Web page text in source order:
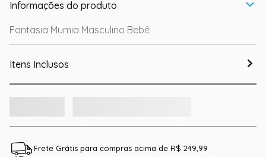
Informações do produto
Fantasia Mumia Masculino Bebê
Itens Inclusos
Frete Grátis para compras acima de R$ 249,99